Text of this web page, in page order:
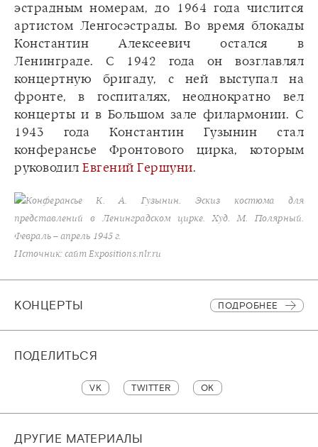
эстрадным номерам, до 1964 года числится
артистом Ленгосэстрады. Во время блокады
Константин Алексеевич остался в
Ленинграде. С 1942 года он возглавлял
концертную бригаду, с ней выступал на
фронте, в госпиталях, неоднократно вел
концерты и в Большом зале филармонии. С
1943 года Константин Гузынин стал
конферансье Фронтового цирка, которым
руководил Евгений Гершуни.
Конферансье К. А. Гузынин. Эскиз костюма для
представлений в Ленинградском цирке. Худ. М. Полярный.
Февраль – апрель 1945 г.
Источник: сайт Expositions.nlr.ru
КОНЦЕРТЫ ПОДРОБНЕЕ
ПОДЕЛИТЬСЯ
VK TWITTER OK
ДРУГИЕ МАТЕРИАЛЫ